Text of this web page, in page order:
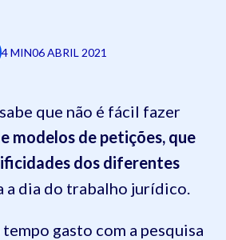
4 MIN06 ABRIL 2021
que não é fácil fazer
modelos de petições, que
dos diferentes
a dia do trabalho jurídico.
gasto com a pesquisa